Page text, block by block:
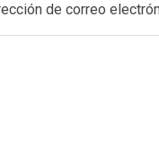
de correo